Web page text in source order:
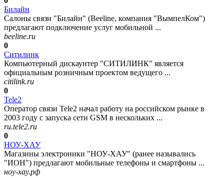
Билайн
Салоны связи "Билайн" (Beeline, компания "ВымпелКом")
предлагают подключение услуг мобильной ...
beeline.ru
0
Ситилинк
Компьютерный дискаунтер "СИТИЛИНК" является
официальным розничным проектом ведущего ...
citilink.ru
0
Tele2
Оператор связи Tele2 начал работу на российском рынке в
2003 году с запуска сети GSM в нескольких ...
ru.tele2.ru
0
НОУ-ХАУ
Магазины электроники "НОУ-ХАУ" (ранее назывались
"ИОН") предлагают мобильные телефоны и смартфоны ...
ноу-хау.рф